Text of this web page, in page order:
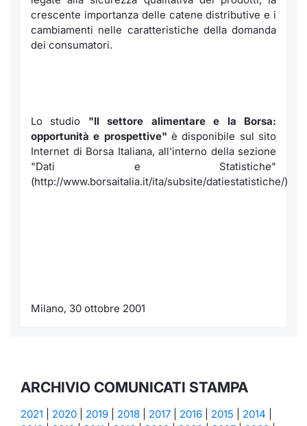
crescente importanza delle catene distributive e i
cambiamenti nelle caratteristiche della domanda
dei consumatori.
Lo studio "Il settore alimentare e la Borsa:
opportunità e prospettive" è disponibile sul sito
Internet di Borsa Italiana, all'interno della sezione
"Dati e Statistiche"
(http://www.borsaitalia.it/ita/subsite/datiestatistiche/)
Milano, 30 ottobre 2001
ARCHIVIO COMUNICATI STAMPA
2021 2020 2019 2018 2017 2016 2015 2014